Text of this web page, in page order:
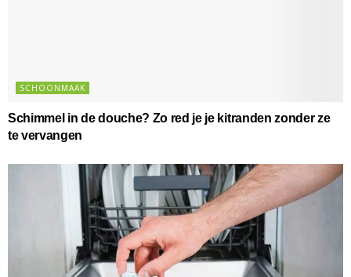
SCHOONMAAK
Schimmel in de douche? Zo red je je kitranden zonder ze
te vervangen